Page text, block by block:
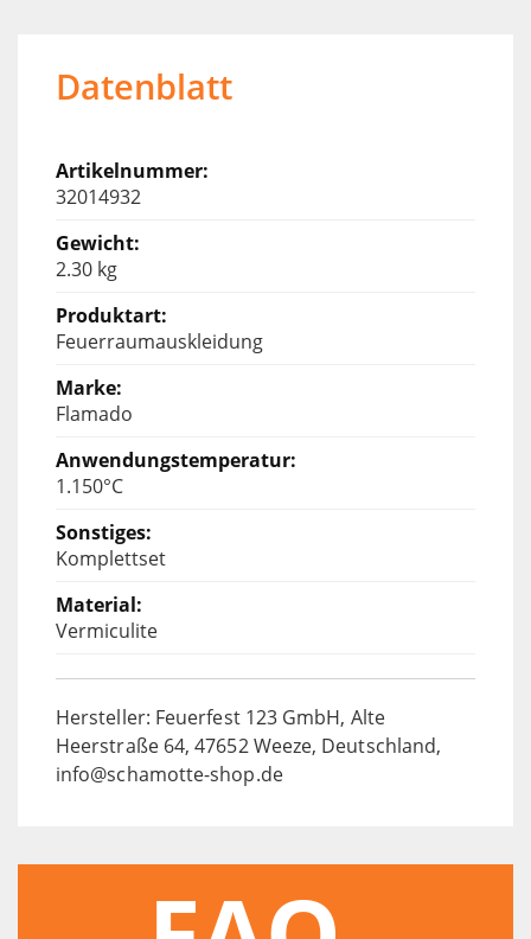
Datenblatt
32014932
2.30 kg
Feuerraumauskleidung
Flamado
1.150°C
Komplettset
Vermiculite
Hersteller: Feuerfest 123 GmbH, Alte
Heerstraße 64, 47652 Weeze, Deutschland,
info@schamotte-shop.de